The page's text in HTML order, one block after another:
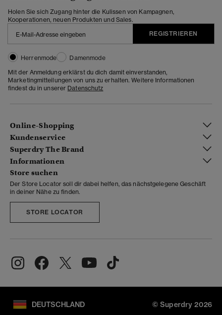
Holen Sie sich Zugang hinter die Kulissen von Kampagnen,
Kooperationen, neuen Produkten und Sales.
REGISTRIEREN
Herrenmode
Damenmode
Mit der Anmeldung erklärst du dich damit einverstanden,
Marketingmitteilungen von uns zu erhalten. Weitere Informationen
findest du in unserer Datenschutz
Online-Shopping
Kundenservice
Superdry The Brand
Informationen
Store suchen
Der Store Locator soll dir dabei helfen, das nächstgelegene Geschäft
in deiner Nähe zu finden.
STORE LOCATOR
DEUTSCHLAND © Superdry 2026